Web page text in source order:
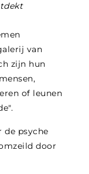
van
zijn hun
of leunen
de psyche
door